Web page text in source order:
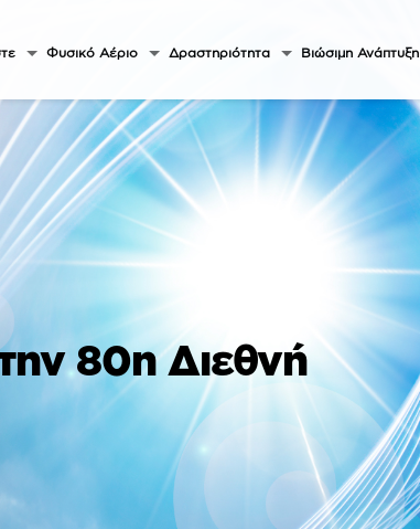
Φυσικό Αέριο Δραστηριότητα Βιώσιμη Ανάπτυξη
80η Διεθνή